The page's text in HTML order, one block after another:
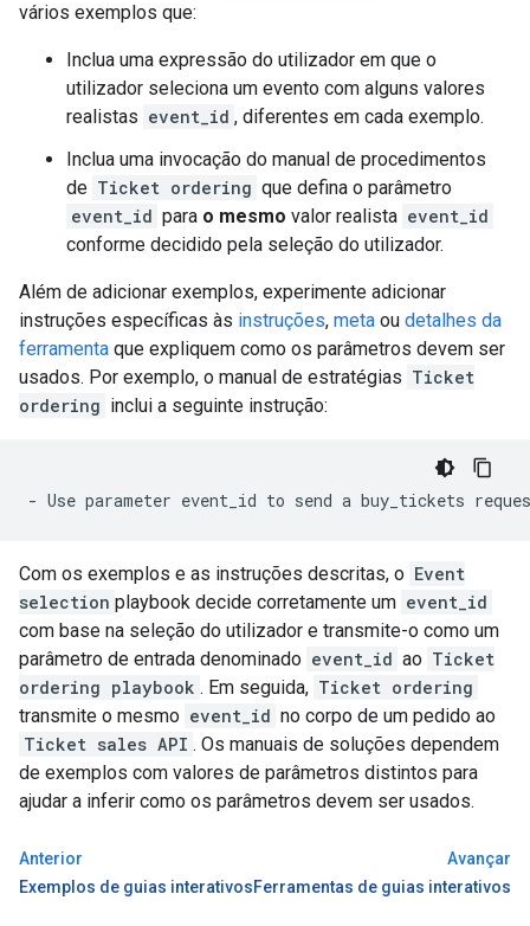
vários exemplos que:
Inclua uma expressão do utilizador em que o
utilizador seleciona um evento com alguns valores
realistas event_id , diferentes em cada exemplo.
Inclua uma invocação do manual de procedimentos
de Ticket ordering que defina o parâmetro
event_id para o mesmo valor realista event_id
conforme decidido pela seleção do utilizador.
Além de adicionar exemplos, experimente adicionar
instruções específicas às instruções, meta ou detalhes da
ferramenta que expliquem como os parâmetros devem ser
usados. Por exemplo, o manual de estratégias Ticket
ordering inclui a seguinte instrução:
Com os exemplos e as instruções descritas, o Event
selection playbook decide corretamente um event_id
com base na seleção do utilizador e transmite-o como um
parâmetro de entrada denominado event_id ao Ticket
ordering playbook . Em seguida, Ticket ordering
transmite o mesmo event_id no corpo de um pedido ao
Ticket sales API . Os manuais de soluções dependem
de exemplos com valores de parâmetros distintos para
ajudar a inferir como os parâmetros devem ser usados.
Anterior
Exemplos de guias interativos
Avançar
Ferramentas de guias interativos